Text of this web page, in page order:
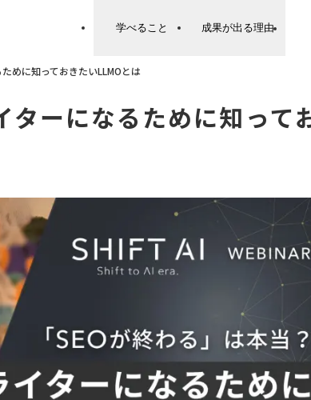
学べること 成果が出る理由
めに知っておきたいLLMOとは
ターになるために知って